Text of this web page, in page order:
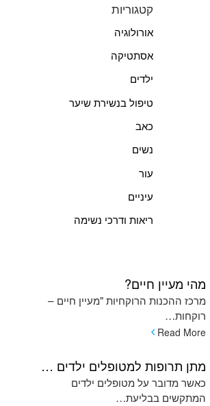
קטגוריות
אורולוגיה
אסתטיקה
ילדים
טיפול בנשירת שיער
כאב
נשים
עור
עיניים
ריאות ודרכי נשימה
מהי מעיין חיים?
מרכז ההכנות הרוקחיות "מעיין חיים –
רוקחות…
Read More
מתן תרופות למטופלים ילדים המתקשים בשימוש בכדורים ומהן האלטרנטיבות
כאשר מדובר על מטופלים ילדים
המתקשים בבליעת…